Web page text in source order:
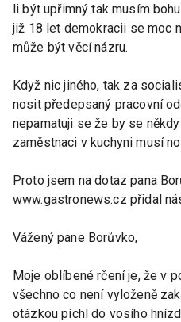
li být upřimný tak musím
již 18 let demokracii se moc
může být věcí názru.
Když nic jiného, tak za
nosit předepsaný pracovní
nepamatuji se že by se
zaměstnaci v kuchyni musí
Proto jsem na dotaz pana
www.gastronews.cz přidal
Vážený pane Borůvko,
Moje oblíbené rčení je, že v
všechno co není vyloženě
otázkou píchl do vosího